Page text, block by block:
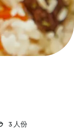
3 人份